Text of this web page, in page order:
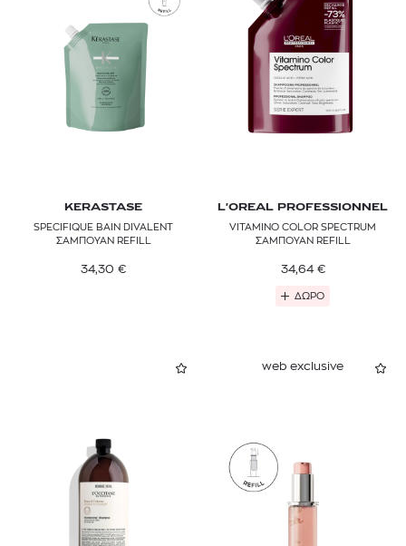
KERASTASE
SPECIFIQUE BAIN DIVALENT
ΣΑΜΠΟΥΑΝ REFILL
34,30 €
L'OREAL PROFESSIONNEL
VITAMINO COLOR SPECTRUM
ΣΑΜΠΟΥΑΝ REFILL
34,64 €
ΔΩΡΟ
web exclusive